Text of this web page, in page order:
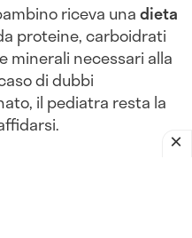
riceva unadieta
proteine, carboidrati
minerali necessari alla
di dubbi
il pediatra resta la
devono considerare le